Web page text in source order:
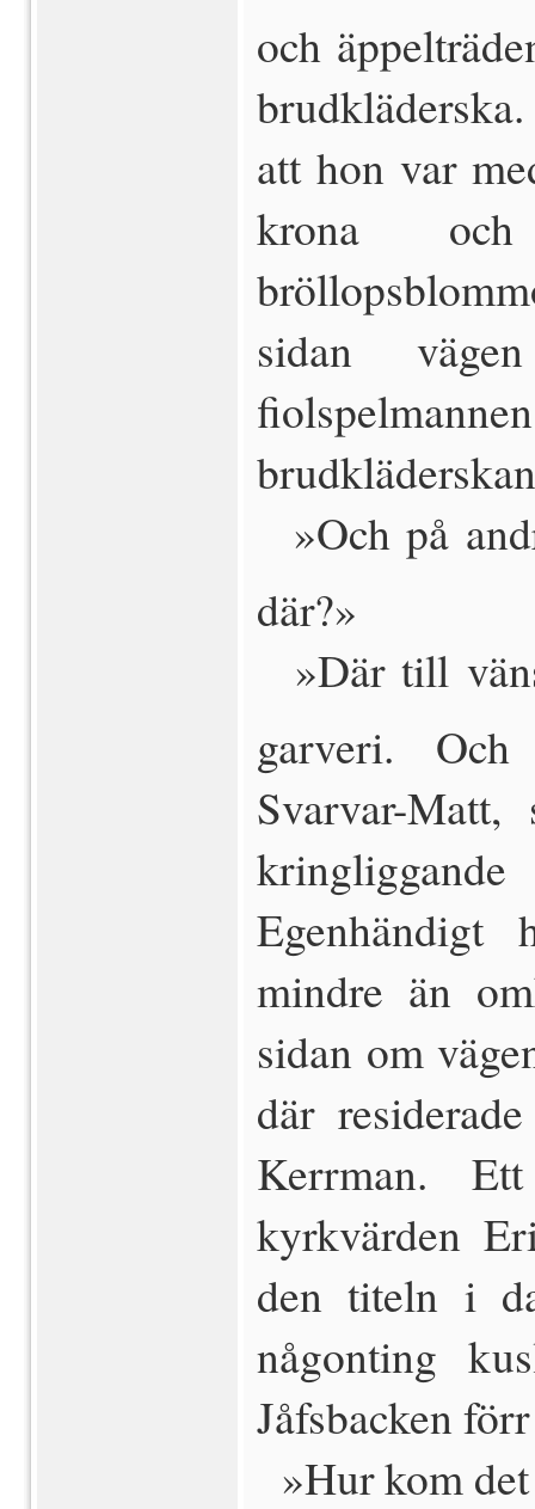
och
att hon var
krona
sidan
 »Och på
där?»
 »Där till
garveri.
Svarvar-
mindre än
sidan om
där
Kerrman.
kyrkvärden
den titeln i
någonting
Jåfsbacken
 »Hur kom